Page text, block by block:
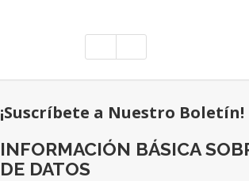
¡Suscríbete a Nuestro Boletín!
INFORMACIÓN BÁSICA
DE DATOS